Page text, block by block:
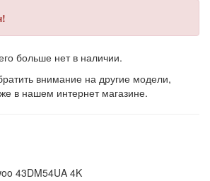
больше нет в наличии.
внимание на другие модели,
в нашем интернет магазине.
43DM54UA 4K